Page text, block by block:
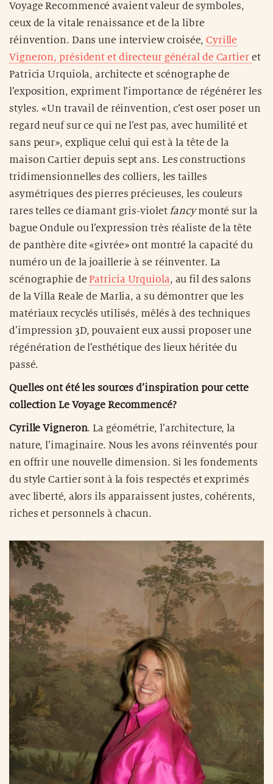
Voyage Recommencé avaient valeur de symboles,
ceux de la vitale renaissance et de la libre
réinvention. Dans une interview croisée, Cyrille
Vigneron, président et directeur général de Cartier et
Patricia Urquiola, architecte et scénographe de
l’exposition, expriment l’importance de régénérer les
styles. «Un travail de réinvention, c’est oser poser un
regard neuf sur ce qui ne l’est pas, avec humilité et
sans peur», explique celui qui est à la tête de la
maison Cartier depuis sept ans. Les constructions
tridimensionnelles des colliers, les tailles
asymétriques des pierres précieuses, les couleurs
rares telles ce diamant gris-violet fancymonté sur la
bague Ondule ou l’expression très réaliste de la tête
de panthère dite «givrée» ont montré la capacité du
numéro un de la joaillerie à se réinventer. La
scénographie de Patricia Urquiola, au fil des salons
de la Villa Reale de Marlia, a su démontrer que les
matériaux recyclés utilisés, mêlés à des techniques
d’impression 3D, pouvaient eux aussi proposer une
régénération de l’esthétique des lieux héritée du
passé.
Quelles ont été les sources d’inspiration pour cette
collection Le Voyage Recommencé?
Cyrille Vigneron. La géométrie, l’architecture, la
nature, l’imaginaire. Nous les avons réinventés pour
en offrir une nouvelle dimension. Si les fondements
du style Cartier sont à la fois respectés et exprimés
avec liberté, alors ils apparaissent justes, cohérents,
riches et personnels à chacun.